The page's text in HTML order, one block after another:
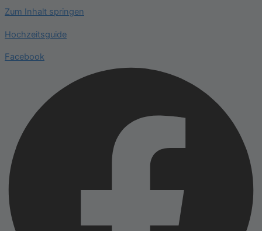
Zum Inhalt springen
Hochzeitsguide
Facebook